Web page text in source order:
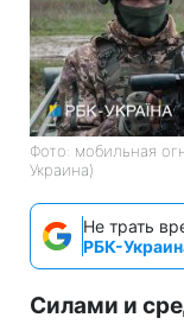
Фото: мобильная
Украина)
Не трать
РБК-
Силами и